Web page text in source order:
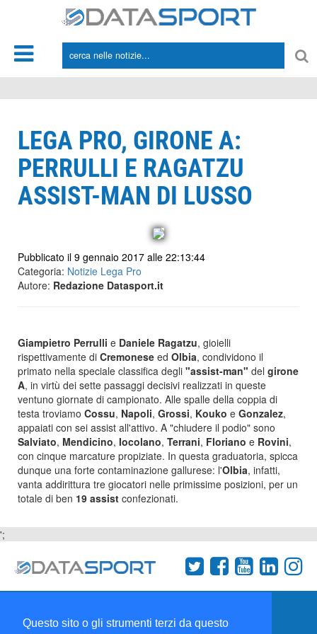
Questo sito o gli strumenti terzi da questo
LEGA PRO, GIRONE A:
PERRULLI E RAGATZU
ASSIST-MAN DI LUSSO
Pubblicato il 9 gennaio 2017 alle 22:13:44
Categoria: Notizie Lega Pro
Autore: Redazione Datasport.it
Giampietro Perrulli e Daniele Ragatzu, gioielli
rispettivamente di Cremonese ed Olbia, condividono il
primato nella speciale classifica degli "assist-man" del girone
A, in virtù dei sette passaggi decisivi realizzati in queste
ventuno giornate di campionato. Alle spalle della coppia di
testa troviamo Cossu, Napoli, Grossi, Kouko e Gonzalez,
appaiati con sei assist all'attivo. A "chiudere il podio" sono
Salviato, Mendicino, Iocolano, Terrani, Floriano e Rovini,
con cinque marcature propiziate. In questa graduatoria, spicca
dunque una forte contaminazione gallurese: l'Olbia, infatti,
vanta addirittura tre giocatori nelle primissime posizioni, per un
totale di ben 19 assist confezionati.
';